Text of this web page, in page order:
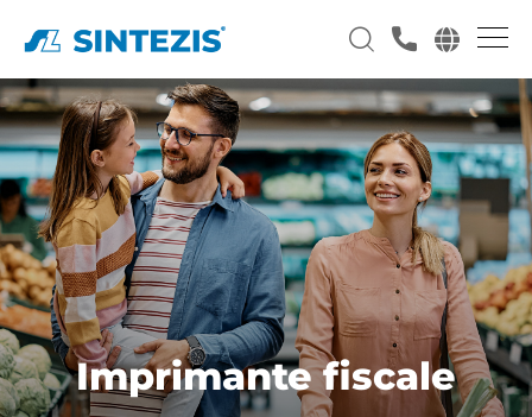
Imprimante fiscale